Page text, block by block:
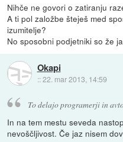
Nihče ne govori o zatiranju
A ti pol založbe šteješ med
izumitelje?
No sposobni podjetniki so že
Okapi
::22. mar 2013, 14:59
To delajo programerji in
In na tem mestu seveda
nevoščljivost. Če jaz nisem